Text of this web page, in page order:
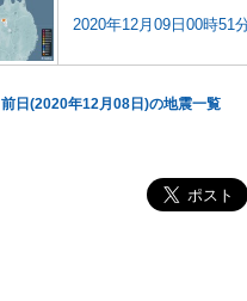
2020年12月09日00時51
前日(2020年12月08日)の地震一覧